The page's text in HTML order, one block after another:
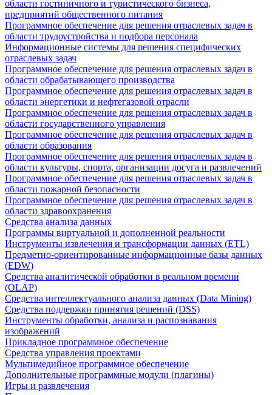
области гостиничного и туристического бизнеса,
предприятий общественного питания
Программное обеспечение для решения отраслевых задач в
области трудоустройства и подбора персонала
Информационные системы для решения специфических
отраслевых задач
Программное обеспечение для решения отраслевых задач в
области обрабатывающего производства
Программное обеспечение для решения отраслевых задач в
области энергетики и нефтегазовой отрасли
Программное обеспечение для решения отраслевых задач в
области государственного управления
Программное обеспечение для решения отраслевых задач в
области образования
Программное обеспечение для решения отраслевых задач в
области культуры, спорта, организации досуга и развлечений
Программное обеспечение для решения отраслевых задач в
области пожарной безопасности
Программное обеспечение для решения отраслевых задач в
области здравоохранения
Средства анализа данных
Программы виртуальной и дополненной реальности
Инструменты извлечения и трансформации данных (ETL)
Предметно-ориентированные информационные базы данных
(EDW)
Средства аналитической обработки в реальном времени
(OLAP)
Средства интеллектуального анализа данных (Data Mining)
Средства поддержки принятия решений (DSS)
Инструменты обработки, анализа и распознавания
изображений
Прикладное программное обеспечение
Средства управления проектами
Мультимедийное программное обеспечение
Дополнительные программные модули (плагины)
Игры и развлечения